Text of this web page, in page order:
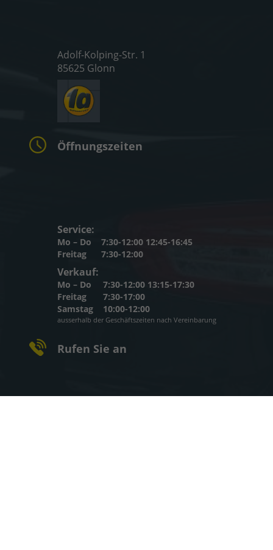
Adolf-Kolping-Str. 1
85625 Glonn
Öffnungszeiten
Service:
Mo – Do
7:30-12:00 12:45-16:45
Freitag
7:30-12:00
Verkauf:
Mo – Do
7:30-12:00 13:15-17:30
Freitag
7:30-17:00
Samstag
10:00-12:00
ausserhalb der Geschäftszeiten nach Vereinbarung
Rufen Sie an